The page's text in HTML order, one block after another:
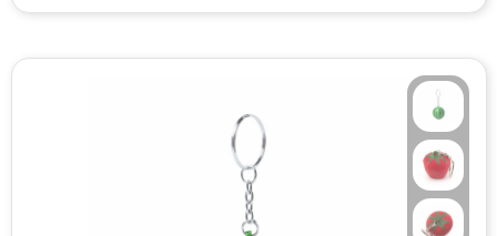
Grundig
Gusta